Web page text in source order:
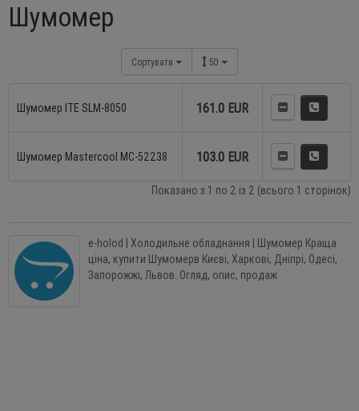
Шумомер
Сортувати 50
Шумомер ITE SLM-8050 161.0 EUR
Шумомер Mastercool MC-52238 103.0 EUR
Показано з 1 по 2 із 2 (всього 1 сторінок)
e-holod | Холодильне обладнання | Шумомер Краща
ціна, купити Шумомерв Києві, Харкові, Дніпрі, Одесі,
Запорожжі, Львов. Огляд, опис, продаж